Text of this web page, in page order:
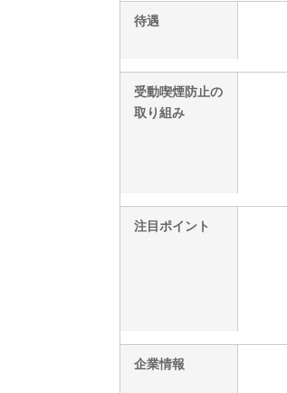
待遇
受動喫煙防止の
取り組み
注目ポイント
企業情報